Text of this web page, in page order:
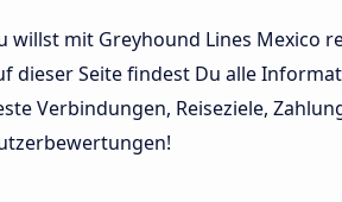
willst mit Greyhound Lines Mexico
dieser Seite findest Du alle
Verbindungen, Reiseziele,